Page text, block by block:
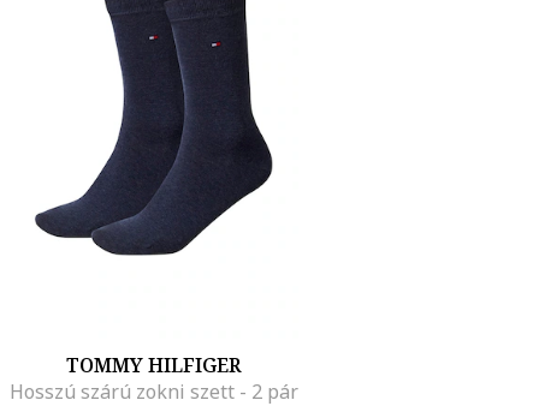
TOMMY HILFIGER
Hosszú szárú zokni szett - 2 pár